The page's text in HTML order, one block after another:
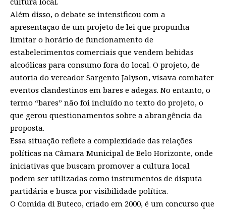
Além disso, o debate se intensificou com a
apresentação de um projeto de lei que propunha
limitar o horário de funcionamento de
estabelecimentos comerciais que vendem bebidas
alcoólicas para consumo fora do local. O projeto, de
autoria do vereador Sargento Jalyson, visava combater
eventos clandestinos em bares e adegas. No entanto, o
termo “bares” não foi incluído no texto do projeto, o
que gerou questionamentos sobre a abrangência da
proposta.
Essa situação reflete a complexidade das relações
políticas na Câmara Municipal de Belo Horizonte, onde
iniciativas que buscam promover a cultura local
podem ser utilizadas como instrumentos de disputa
partidária e busca por visibilidade política.
O Comida di Buteco, criado em 2000, é um concurso que